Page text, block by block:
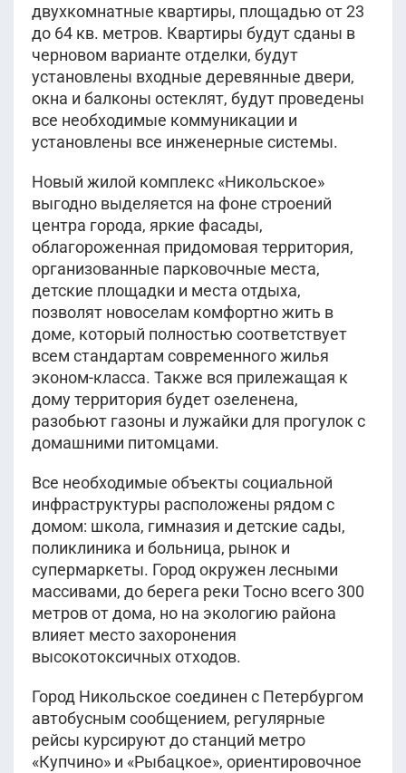
двухкомнатные квартиры, площадью от 23
до 64 кв. метров. Квартиры будут сданы в
черновом варианте отделки, будут
установлены входные деревянные двери,
окна и балконы остеклят, будут проведены
все необходимые коммуникации и
установлены все инженерные системы.
Новый жилой комплекс «Никольское»
выгодно выделяется на фоне строений
центра города, яркие фасады,
облагороженная придомовая территория,
организованные парковочные места,
детские площадки и места отдыха,
позволят новоселам комфортно жить в
доме, который полностью соответствует
всем стандартам современного жилья
эконом-класса. Также вся прилежащая к
дому территория будет озеленена,
разобьют газоны и лужайки для прогулок с
домашними питомцами.
Все необходимые объекты социальной
инфраструктуры расположены рядом с
домом: школа, гимназия и детские сады,
поликлиника и больница, рынок и
супермаркеты. Город окружен лесными
массивами, до берега реки Тосно всего 300
метров от дома, но на экологию района
влияет место захоронения
высокотоксичных отходов.
Город Никольское соединен с Петербургом
автобусным сообщением, регулярные
рейсы курсируют до станций метро
«Купчино» и «Рыбацкое», ориентировочное